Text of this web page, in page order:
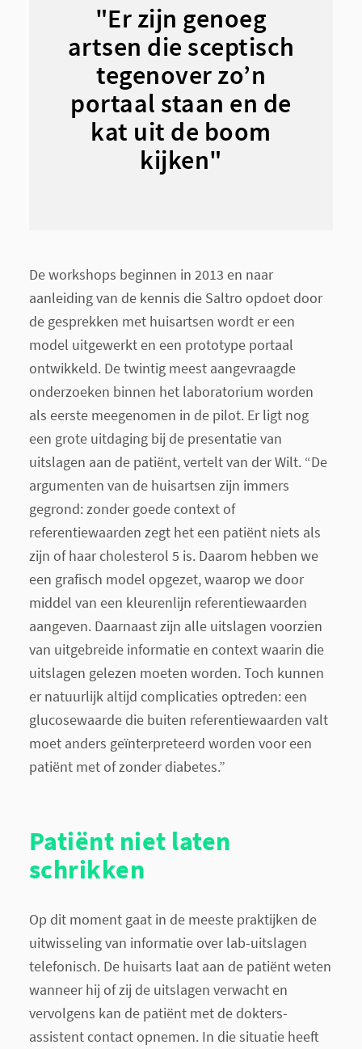
"Er zijn genoeg
artsen die sceptisch
tegenover zo’n
portaal staan en de
kat uit de boom
kijken"
De workshops beginnen in 2013 en naar
aanleiding van de kennis die Saltro opdoet door
de gesprekken met huisartsen wordt er een
model uitgewerkt en een prototype portaal
ontwikkeld. De twintig meest aangevraagde
onderzoeken binnen het laboratorium worden
als eerste meegenomen in de pilot. Er ligt nog
een grote uitdaging bij de presentatie van
uitslagen aan de patiënt, vertelt van der Wilt. “De
argumenten van de huisartsen zijn immers
gegrond: zonder goede context of
referentiewaarden zegt het een patiënt niets als
zijn of haar cholesterol 5 is. Daarom hebben we
een grafisch model opgezet, waarop we door
middel van een kleurenlijn referentiewaarden
aangeven. Daarnaast zijn alle uitslagen voorzien
van uitgebreide informatie en context waarin die
uitslagen gelezen moeten worden. Toch kunnen
er natuurlijk altijd complicaties optreden: een
glucosewaarde die buiten referentiewaarden valt
moet anders geïnterpreteerd worden voor een
patiënt met of zonder diabetes.”
Patiënt niet laten
schrikken
Op dit moment gaat in de meeste praktijken de
uitwisseling van informatie over lab-uitslagen
telefonisch. De huisarts laat aan de patiënt weten
wanneer hij of zij de uitslagen verwacht en
vervolgens kan de patiënt met de dokters-
assistent contact opnemen. In die situatie heeft